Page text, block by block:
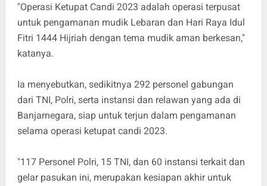
"Operasi Ketupat Candi 2023 adalah operasi terpusat
untuk pengamanan mudik Lebaran dan Hari Raya Idul
Fitri 1444 Hijriah dengan tema mudik aman berkesan,"
katanya.
Ia menyebutkan, sedikitnya 292 personel gabungan
dari TNI, Polri, serta instansi dan relawan yang ada di
Banjarnegara, siap untuk terjun dalam pengamanan
selama operasi ketupat candi 2023.
"117 Personel Polri, 15 TNI, dan 60 instansi terkait dan
gelar pasukan ini, merupakan kesiapan akhir untuk